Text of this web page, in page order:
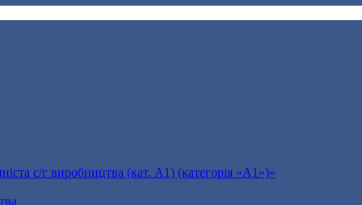
с/г виробництва (кат. А1) (категорія «А1»)»